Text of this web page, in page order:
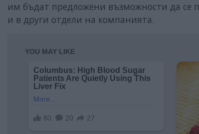
им бъдат предложени възможности да се
и в други отдели на компанията.